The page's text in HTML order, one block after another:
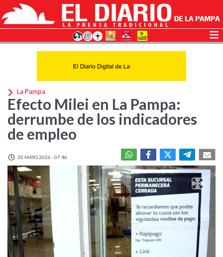
La Pampa
Efecto Milei en La Pampa:
derrumbe de los indicadores
de empleo
20 MAYO 2026 - 07:46